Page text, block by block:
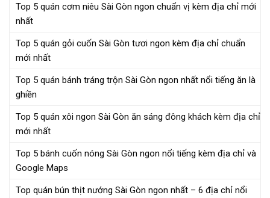
Top 5 quán cơm niêu Sài Gòn ngon chuẩn vị kèm địa chỉ mới
nhất
Top 5 quán gỏi cuốn Sài Gòn tươi ngon kèm địa chỉ chuẩn
mới nhất
Top 5 quán bánh tráng trộn Sài Gòn ngon nhất nổi tiếng ăn là
ghiền
Top 5 quán xôi ngon Sài Gòn ăn sáng đông khách kèm địa chỉ
mới nhất
Top 5 bánh cuốn nóng Sài Gòn ngon nổi tiếng kèm địa chỉ và
Google Maps
Top quán bún thịt nướng Sài Gòn ngon nhất – 6 địa chỉ nổi